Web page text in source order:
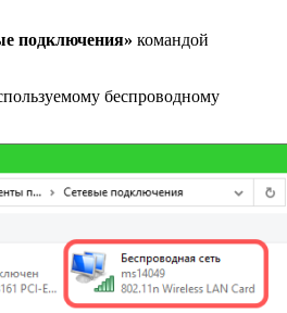
подключения» командой
беспроводному